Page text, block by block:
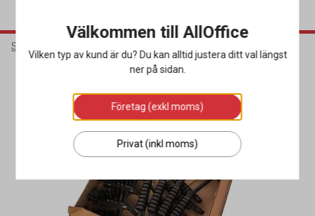
Städ & Hygien
Välkommen till AllOffice
Vilken typ av kund är du? Du kan alltid justera ditt val längst
ner på sidan.
Företag (exkl moms)
Privat (inkl moms)